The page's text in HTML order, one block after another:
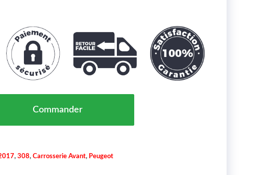
Commander
, 308, Carrosserie Avant, Peugeot